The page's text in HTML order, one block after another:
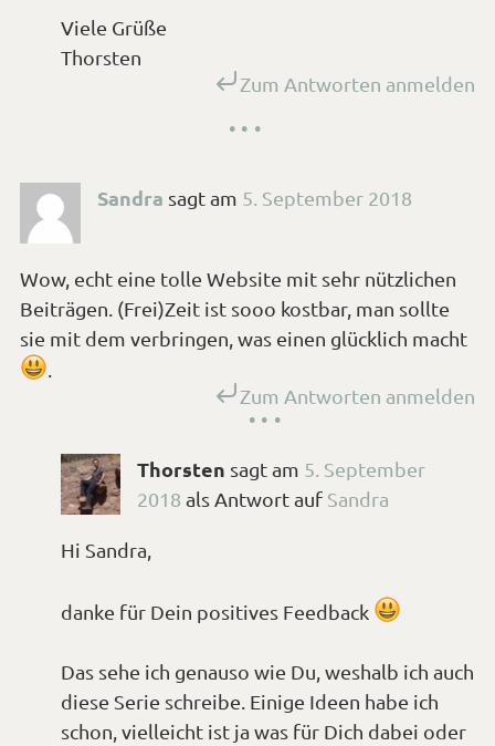
Viele Grüße
Thorsten
Zum Antworten anmelden
Sandra sagt am 5. September 2018
Wow, echt eine tolle Website mit sehr nützlichen
Beiträgen. (Frei)Zeit ist sooo kostbar, man sollte
sie mit dem verbringen, was einen glücklich macht
*Smiley
Zum Antworten anmelden
Thorsten sagtam 5. September
2018 als Antwort auf Sandra
Hi Sandra,
danke für Dein positives Feedback *Smiley
lächeln*
Das sehe ich genauso wie Du, weshalb ich auch
diese Serie schreibe. Einige Ideen habe ich
schon, vielleicht ist ja was für Dich dabei oder